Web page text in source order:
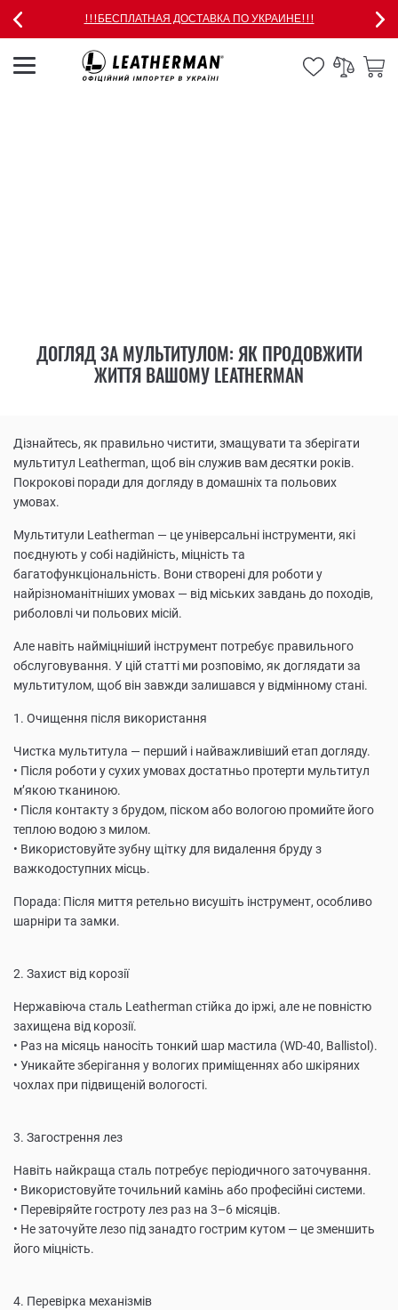
!!!БЕСПЛАТНАЯ ДОСТАВКА ПО УКРАИНЕ!!!
ДОГЛЯД ЗА МУЛЬТИТУЛОМ: ЯК ПРОДОВЖИТИ
ЖИТТЯ ВАШОМУ LEATHERMAN
Дізнайтесь, як правильно чистити, змащувати та зберігати
мультитул Leatherman, щоб він служив вам десятки років.
Покрокові поради для догляду в домашніх та польових
умовах.
Мультитули Leatherman — це універсальні інструменти, які
поєднують у собі надійність, міцність та
багатофункціональність. Вони створені для роботи у
найрізноманітніших умовах — від міських завдань до походів,
риболовлі чи польових місій.
Але навіть найміцніший інструмент потребує правильного
обслуговування. У цій статті ми розповімо, як доглядати за
мультитулом, щоб він завжди залишався у відмінному стані.
1. Очищення після використання
Чистка мультитула — перший і найважливіший етап догляду.
• Після роботи у сухих умовах достатньо протерти мультитул
м’якою тканиною.
• Після контакту з брудом, піском або вологою промийте його
теплою водою з милом.
• Використовуйте зубну щітку для видалення бруду з
важкодоступних місць.
Порада: Після миття ретельно висушіть інструмент, особливо
шарніри та замки.
2. Захист від корозії
Нержавіюча сталь Leatherman стійка до іржі, але не повністю
захищена від корозії.
• Раз на місяць наносіть тонкий шар мастила (WD-40, Ballistol).
• Уникайте зберігання у вологих приміщеннях або шкіряних
чохлах при підвищеній вологості.
3. Загострення лез
Навіть найкраща сталь потребує періодичного заточування.
• Використовуйте точильний камінь або професійні системи.
• Перевіряйте гостроту лез раз на 3–6 місяців.
• Не заточуйте лезо під занадто гострим кутом — це зменшить
його міцність.
4. Перевірка механізмів